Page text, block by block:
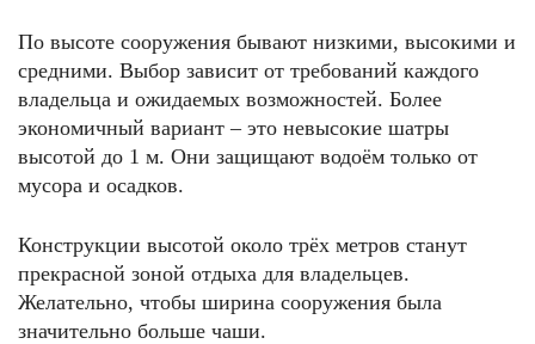
По высоте сооружения бывают низкими, высокими и
средними. Выбор зависит от требований каждого
владельца и ожидаемых возможностей. Более
экономичный вариант – это невысокие шатры
высотой до 1 м. Они защищают водоём только от
мусора и осадков.
Конструкции высотой около трёх метров станут
прекрасной зоной отдыха для владельцев.
Желательно, чтобы ширина сооружения была
значительно больше чаши.